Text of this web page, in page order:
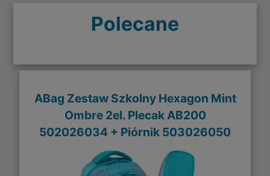
Polecane
ABag Zestaw Szkolny Hexagon Mint
Ombre 2el. Plecak AB200
502026034 + Piórnik 503026050